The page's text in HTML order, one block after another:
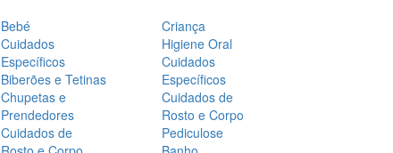
Bebé
Cuidados
Específicos
Biberões e Tetinas
Chupetas e
Prendedores
Cuidados de
Criança
Higiene Oral
Cuidados
Específicos
Cuidados de
Rosto e Corpo
Pediculose